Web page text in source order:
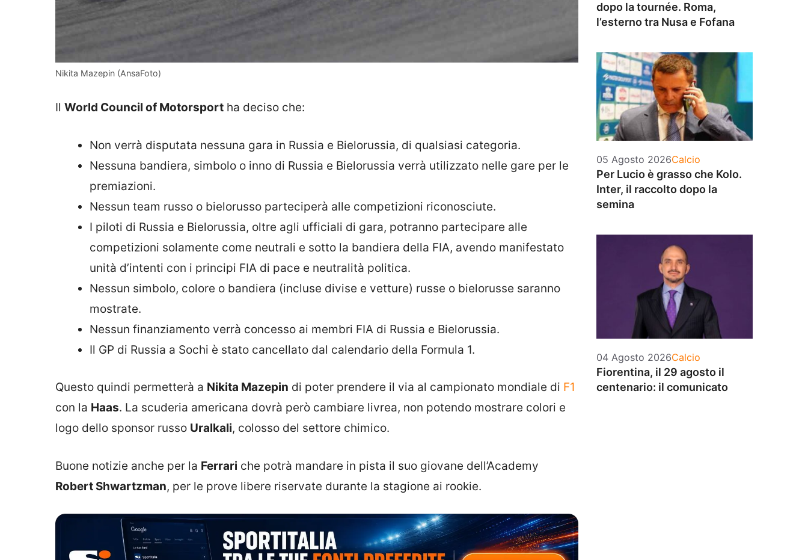
Nikita Mazepin (AnsaFoto)
Il World Council of Motorsport ha deciso che:
Non verrà disputata nessuna gara in Russia e Bielorussia, di qualsiasi categoria.
Nessuna bandiera, simbolo o inno di Russia e Bielorussia verrà utilizzato nelle gare per le
premiazioni.
Nessun team russo o bielorusso parteciperà alle competizioni riconosciute.
I piloti di Russia e Bielorussia, oltre agli ufficiali di gara, potranno partecipare alle
competizioni solamente come neutrali e sotto la bandiera della FIA, avendo manifestato
unità d’intenti con i principi FIA di pace e neutralità politica.
Nessun simbolo, colore o bandiera (incluse divise e vetture) russe o bielorusse saranno
mostrate.
Nessun finanziamento verrà concesso ai membri FIA di Russia e Bielorussia.
Il GP di Russia a Sochi è stato cancellato dal calendario della Formula 1.
Questo quindi permetterà a Nikita Mazepin di poter prendere il via al campionato mondiale di F1
con la Haas. La scuderia americana dovrà però cambiare livrea, non potendo mostrare colori e
logo dello sponsor russo Uralkali, colosso del settore chimico.
Buone notizie anche per la Ferrari che potrà mandare in pista il suo giovane dell’Academy
Robert Shwartzman, per le prove libere riservate durante la stagione ai rookie.
dopo la tournée. Roma,
l’esterno tra Nusa e Fofana
05 Agosto 2026Categorie
Calcio
Per Lucio è grasso che Kolo.
Inter, il raccolto dopo la
semina
04 Agosto 2026Categorie
Calcio
Fiorentina, il 29 agosto il
centenario: il comunicato